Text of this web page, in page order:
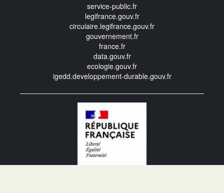
service-public.fr
legifrance.gouv.fr
circulaire.legifrance.gouv.fr
gouvernement.fr
france.fr
data.gouv.fr
ecologie.gouv.fr
igedd.developpement-durable.gouv.fr